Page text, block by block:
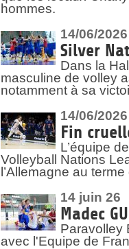
hommes.
14/06/2026
Silver
Dans la
masculine de volley
notamment à sa
14/06/2026
Fin
L’équipe
Volleyball Nations
l’Allemagne au
14 juin 26
Madec
Paravolley
avec l'Equipe de